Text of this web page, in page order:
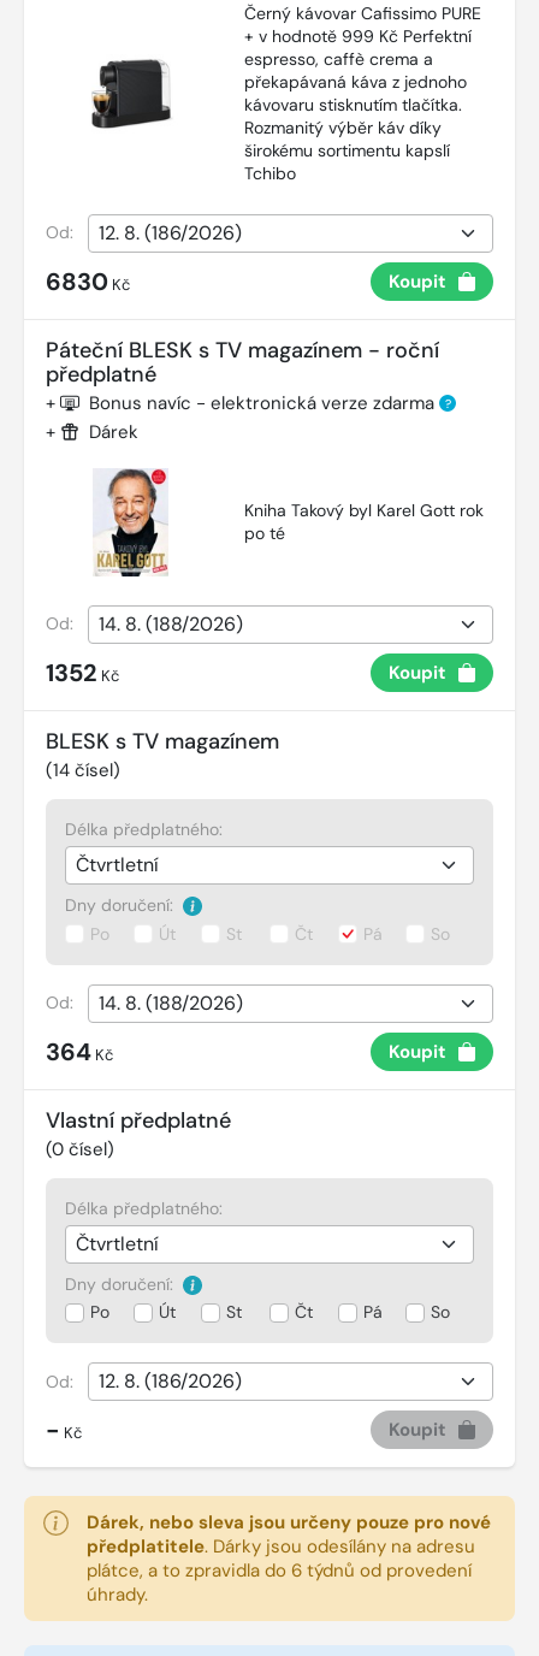
Černý kávovar Cafissimo PURE
+ v hodnotě 999 Kč Perfektní
espresso, caffè crema a
překapávaná káva z jednoho
kávovaru stisknutím tlačítka.
Rozmanitý výběr káv díky
širokému sortimentu kapslí
Tchibo
Od:
6830 Kč Koupit
Páteční BLESK s TV magazínem - roční
předplatné
+ Bonus navíc - elektronická verze zdarma ?
+ Dárek
Kniha Takový byl Karel Gott rok
po té
Od:
1352 Kč Koupit
BLESK s TV magazínem
(14 čísel)
Délka předplatného:
Dny doručení:
Po
Út St Čt Pá So
Od:
364 Kč Koupit
Vlastní předplatné
(0 čísel)
Délka předplatného:
Dny doručení:
Po
Út St Čt Pá So
Od:
- Kč Koupit
Dárek, nebo sleva jsou určeny pouze pro nové
předplatitele. Dárky jsou odesílány na adresu
plátce, a to zpravidla do 6 týdnů od provedení
úhrady.